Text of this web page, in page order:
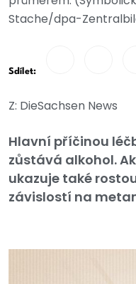
Stache/dpa-
Sdílet:
Z: DieSachsen News
Hlavní příčinou
zůstává alkohol.
ukazuje také
závislostí na